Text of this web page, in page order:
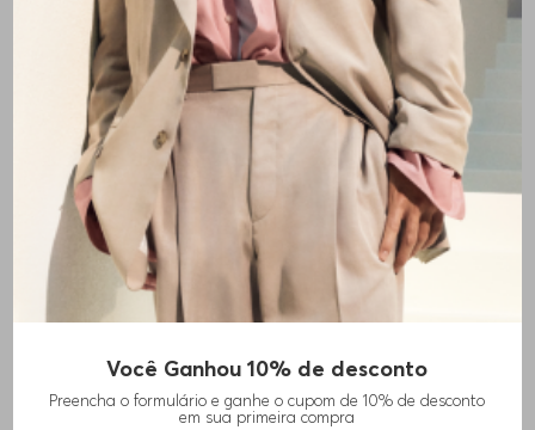
Você Ganhou 10% de desconto
Preencha o formulário e ganhe o cupom de 10% de desconto
em sua primeira compra
CINTO DE COURO GRANULADO COM
FIVELA GRAVADA COM LOGO